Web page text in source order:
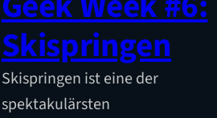
Skispringen
Skispringen ist eine der
spektakulärsten